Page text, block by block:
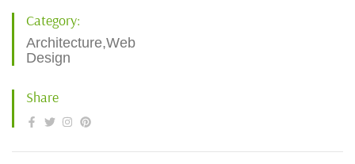
Category:
Architecture,Web
Design
Share